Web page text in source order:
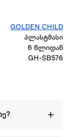
GOLDEN CHILD
პლასტმასი
6 წლიდან
GH-SB576